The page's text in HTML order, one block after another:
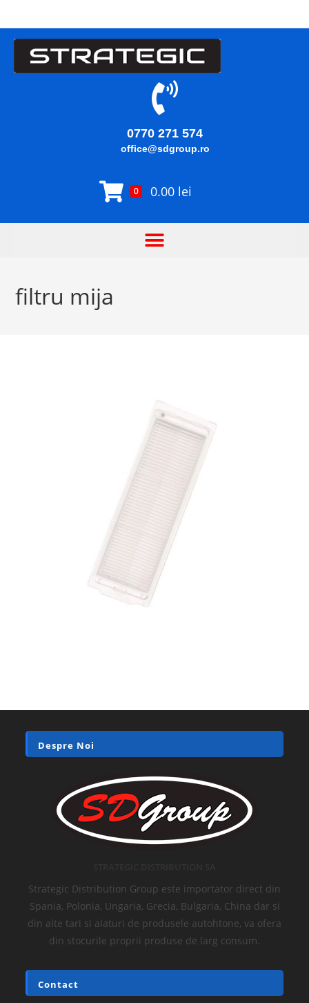
0770 271 574
office@sdgroup.ro
0 0.00 lei
filtru mija
Despre Noi
Strategic Distribution Group este importator direct din
Spania, Polonia, Ungaria, Grecia, Bulgaria, China dar si
din alte tari si alaturi de produsele autohtone, va ofera
din stocurile proprii produse de larg consum.
Contact